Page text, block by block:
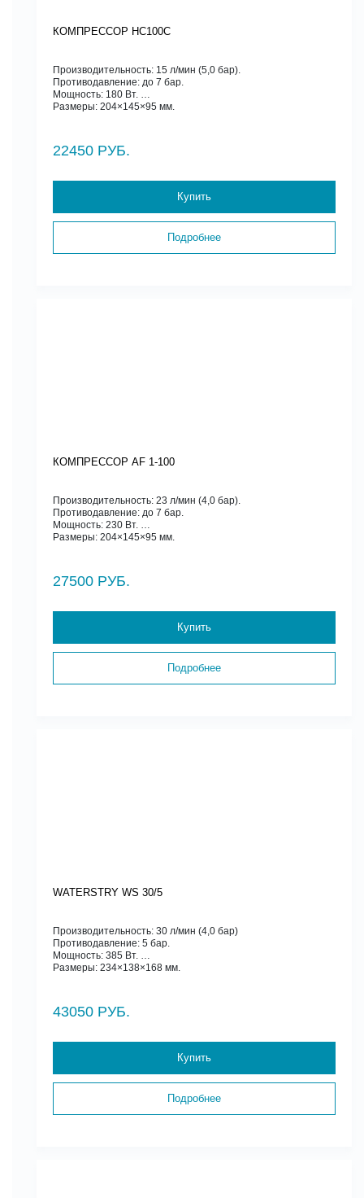
КОМПРЕССОР HC100C
Производительность: 15 л/мин (5,0 бар).
Противодавление: до 7 бар.
Мощность: 180 Вт.
Размеры: 204×145×95 мм.
22450 РУБ.
Купить
Подробнее
КОМПРЕССОР AF 1-100
Производительность: 23 л/мин (4,0 бар).
Противодавление: до 7 бар.
Мощность: 230 Вт.
Размеры: 204×145×95 мм.
27500 РУБ.
Купить
Подробнее
WATERSTRY WS 30/5
Производительность: 30 л/мин (4,0 бар)
Противодавление: 5 бар.
Мощность: 385 Вт.
Размеры: 234×138×168 мм.
43050 РУБ.
Купить
Подробнее